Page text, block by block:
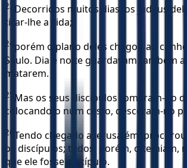
23 Decorridos muitos dias, os judeus
tirar-lhe a vida;
24 porém o plano deles chegou ao
Saulo. Dia e noite guardavam também
matarem.
25 Mas os seus discípulos tomaram-no
colocando-o num cesto, desceram-no
26 Tendo chegado a Jerusalém, procurou
os discípulos; todos, porém, o temiam,
que ele fosse discípulo.